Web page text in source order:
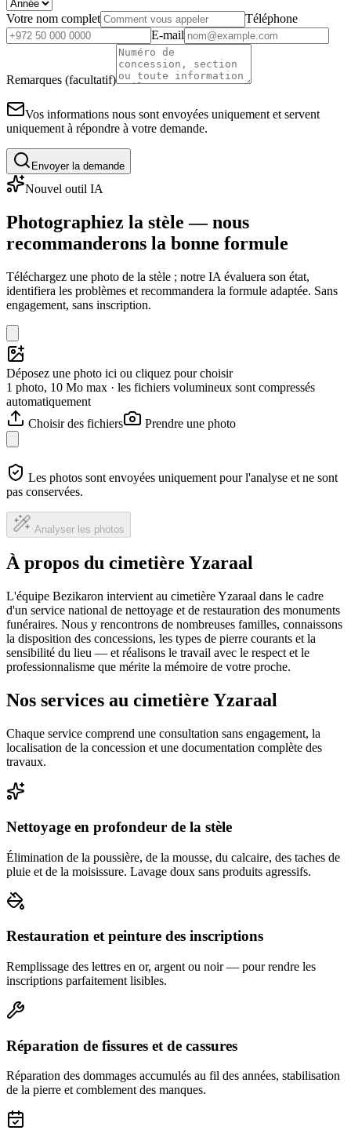
Votre nom complet
Téléphone
E-mail
Remarques (facultatif)
Vos informations nous sont envoyées uniquement et servent
uniquement à répondre à votre demande.
Envoyer la demande
Nouvel outil IA
Photographiez la stèle — nous
recommanderons la bonne formule
Téléchargez une photo de la stèle ; notre IA évaluera son état,
identifiera les problèmes et recommandera la formule adaptée. Sans
engagement, sans inscription.
Déposez une photo ici ou cliquez pour choisir
1 photo, 10 Mo max · les fichiers volumineux sont compressés
automatiquement
Choisir des fichiers
Prendre une photo
Les photos sont envoyées uniquement pour l'analyse et ne sont
pas conservées.
Analyser les photos
À propos du cimetière Yzaraal
L'équipe Bezikaron intervient au cimetière Yzaraal dans le cadre
d'un service national de nettoyage et de restauration des monuments
funéraires. Nous y rencontrons de nombreuses familles, connaissons
la disposition des concessions, les types de pierre courants et la
sensibilité du lieu — et réalisons le travail avec le respect et le
professionnalisme que mérite la mémoire de votre proche.
Nos services au cimetière Yzaraal
Chaque service comprend une consultation sans engagement, la
localisation de la concession et une documentation complète des
travaux.
Nettoyage en profondeur de la stèle
Élimination de la poussière, de la mousse, du calcaire, des taches de
pluie et de la moisissure. Lavage doux sans produits agressifs.
Restauration et peinture des inscriptions
Remplissage des lettres en or, argent ou noir — pour rendre les
inscriptions parfaitement lisibles.
Réparation de fissures et de cassures
Réparation des dommages accumulés au fil des années, stabilisation
de la pierre et comblement des manques.